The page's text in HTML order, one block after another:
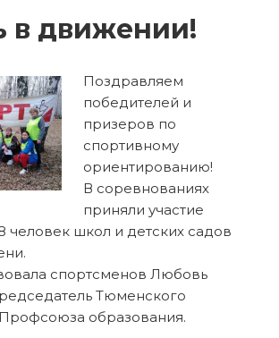
в движении!
Поздравляем
победителей и
призеров по
спортивному
ориентированию!
В соревнованиях
приняли участие
человек школ и детских садов
спортсменов Любовь
Тюменского
образования.